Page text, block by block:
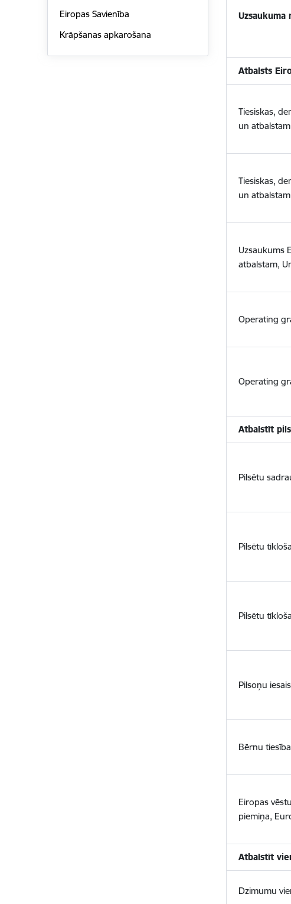
Eiropas Savienība
Krāpšanas apkarošana
Uzsaukuma
Atbalsts
Tiesiskas,
un
Tiesiskas,
un
Uzsaukums
atbalstam,
Operating
Operating
Atbalstīt
Pilsētu
Pilsētu
Pilsētu
Pilsoņu
Bērnu
Eiropas
piemiņa,
Atbalstīt
Dzimumu